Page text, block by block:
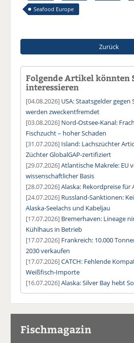
Seafood Europe
Zurück
Folgende Artikel könnten
interessieren
[04.08.2026] USA: Staatsgelder
werden zweckentfremdet
[03.08.2026] Nord-Ostsee-Kanal:
Fischzucht – hoher Schaden
[31.07.2026] Island: Lachszüchter
Züchter GlobalGAP-zertifiziert
[29.07.2026]Atlantische Makrele: EU
wissenschaftlicher Basis
[28.07.2026]Alaska: Rekordpreise für
[24.07.2026] Russland-Sanktionen:
Alaska-Seelachs und Kabeljau
[17.07.2026] Bremerhaven: Lineage
Kühlhaus in Betrieb
[17.07.2026] Frankreich: 10.000
2030 verkaufen
[17.07.2026]CATCH: Fehlende
Weißfisch-Importe
[16.07.2026]Alaska: Silver Bay hebt
Fischmagazin